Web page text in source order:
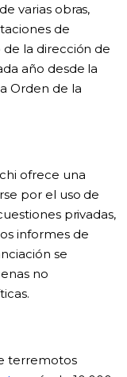
varias obras,
de
la dirección de
año desde la
Orden de la
ofrece una
por el uso de
privadas,
informes de
se
no
terremotos